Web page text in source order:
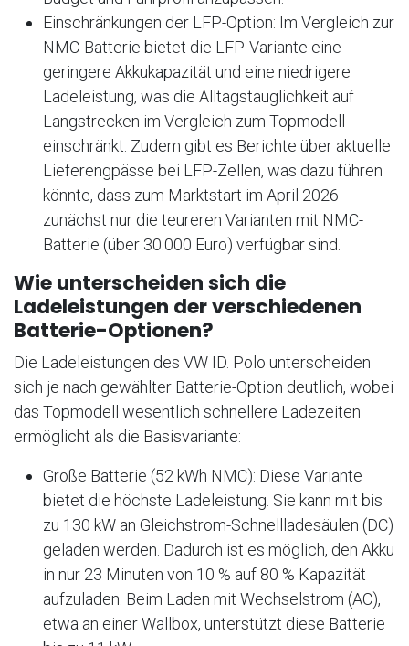
Einschränkungen der LFP-Option: Im Vergleich zur
NMC-Batterie bietet die LFP-Variante eine
geringere Akkukapazität und eine niedrigere
Ladeleistung, was die Alltagstauglichkeit auf
Langstrecken im Vergleich zum Topmodell
einschränkt. Zudem gibt es Berichte über aktuelle
Lieferengpässe bei LFP-Zellen, was dazu führen
könnte, dass zum Marktstart im April 2026
zunächst nur die teureren Varianten mit NMC-
Batterie (über 30.000 Euro) verfügbar sind.
Wie unterscheiden sich die
Ladeleistungen der verschiedenen
Batterie-Optionen?
Die Ladeleistungen des VW ID. Polo unterscheiden
sich je nach gewählter Batterie-Option deutlich, wobei
das Topmodell wesentlich schnellere Ladezeiten
ermöglicht als die Basisvariante:
Große Batterie (52 kWh NMC): Diese Variante
bietet die höchste Ladeleistung. Sie kann mit bis
zu 130 kW an Gleichstrom-Schnellladesäulen (DC)
geladen werden. Dadurch ist es möglich, den Akku
in nur 23 Minuten von 10 % auf 80 % Kapazität
aufzuladen. Beim Laden mit Wechselstrom (AC),
etwa an einer Wallbox, unterstützt diese Batterie